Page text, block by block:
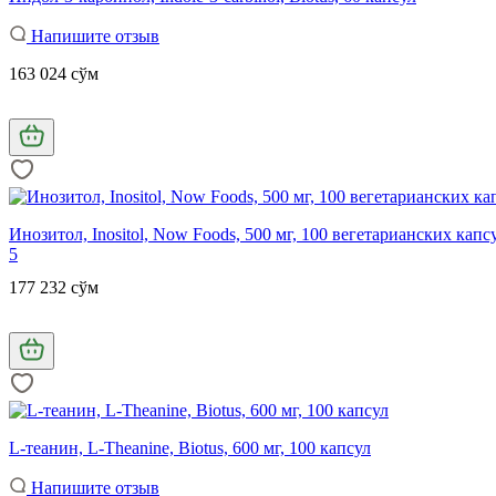
Напишите отзыв
163 024 сўм
Инозитол, Inositol, Now Foods, 500 мг, 100 вегетарианских
5
177 232 сўм
L-теанин, L-Theanine, Biotus, 600 мг, 100 капсул
Напишите отзыв